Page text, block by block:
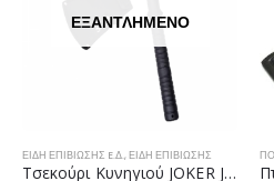
ΕΞΑΝΤΛΗΜΈΝΟ
ΕΊΔΗ ΕΠΙΒΊΩΣΗΣ E.Δ.,ΕΊΔΗ ΕΠΙΒΊΩΣΗΣ
Τσεκούρι Κυνηγιού JOKER JKR0639 40cm